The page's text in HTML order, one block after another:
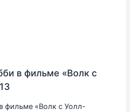
в фильме «Волк с
фильме «Волк с Уолл-